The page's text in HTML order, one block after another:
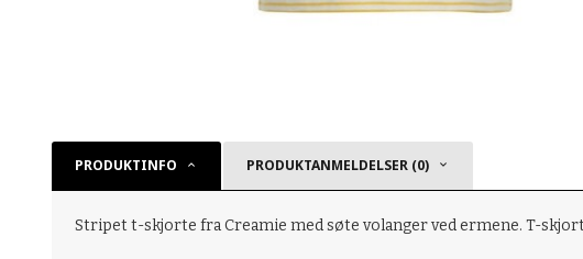
PRODUKTINFO PRODUKTANMELDELSER (0)
Stripet t-skjorte fra Creamie med søte volanger ved ermene. T-